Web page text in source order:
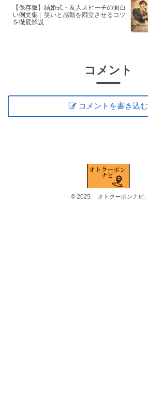
【保存版】結婚式・友人スピーチの面白
い例文集｜笑いと感動を両立させるコツ
を徹底解説
コメント
コメントを書き込む
© 2025 オトクーポンナビ.